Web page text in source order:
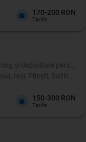
170-200 RON
Tarife
şi dezvoltare
Iași, Pitești, Slatina,
150-300 RON
Tarife